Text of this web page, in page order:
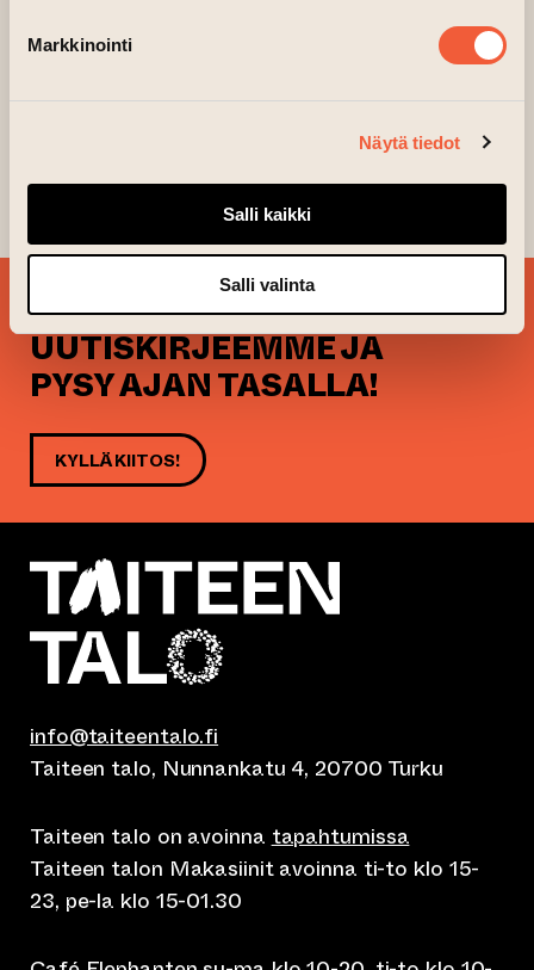
Markkinointi
Näytä tiedot
Salli kaikki
Salli valinta
TILAA
UUTISKIRJEEMME JA
PYSY AJAN TASALLA!
KYLLÄ KIITOS!
info@taiteentalo.fi
Taiteen talo, Nunnankatu 4, 20700 Turku
Taiteen talo on avoinna tapahtumissa
Taiteen talon Makasiinit avoinna ti-to klo 15-
23, pe-la klo 15-01.30